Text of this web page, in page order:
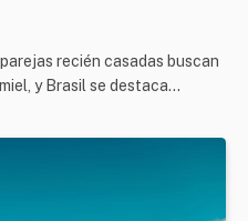
recién casadas buscan
y Brasil se destaca…